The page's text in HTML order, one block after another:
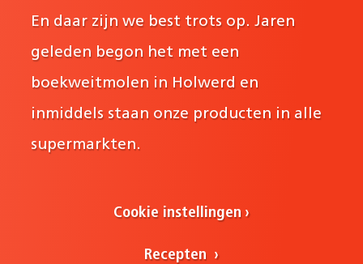
En daar zijn we best trots op. Jaren
geleden begon het met een
boekweitmolen in Holwerd en
inmiddels staan onze producten in alle
supermarkten.
Cookie instellingen
Recepten